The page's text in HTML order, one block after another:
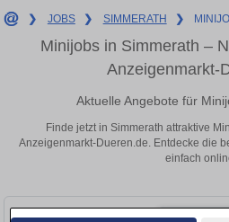
❯ JOBS ❯ SIMMERATH ❯
Minijobs in Simmerath –
Anzeigenmarkt-
Aktuelle Angebote für
Finde jetzt in Simmerath attraktive
Anzeigenmarkt-Dueren.de. Entdecke die
einfach